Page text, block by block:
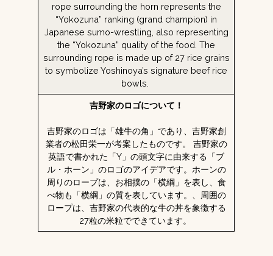
rope surrounding the horn represents the
“Yokozuna” ranking (grand champion) in
Japanese sumo-wrestling, also representing
the “Yokozuna” quality of the food. The
surrounding rope is made up of 27 rice grains
to symbolize Yoshinoya’s signature beef rice
bowls.
吉野家のロゴについて！
吉野家のロゴは「雄牛の角」であり、吉野家創
業者の松田栄一が考案したものです。 吉野家の
英語で書かれた「Y」の頭文字に由来する「ブ
ル・ホーン」のロゴのアイデアです。ホーンの
周りのロープは、お相撲の「横綱」を表し、食
べ物も「横綱」の質を表しています。、周囲の
ロープは、吉野家の代表的な牛の丼を象徴する
27粒の米粒でできています。